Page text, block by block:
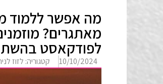
מה אפשר ללמוד
מאתגרים?
לפודקאסט
10/10/2024 קטגוריה: לזוז